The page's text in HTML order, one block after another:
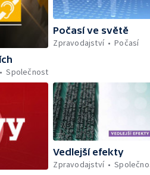
Společnost
Počasí ve světě
Zpravodajství
Počasí
Vedlejší efekty
Zpravodajství